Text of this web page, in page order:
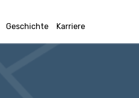
Geschichte Karriere